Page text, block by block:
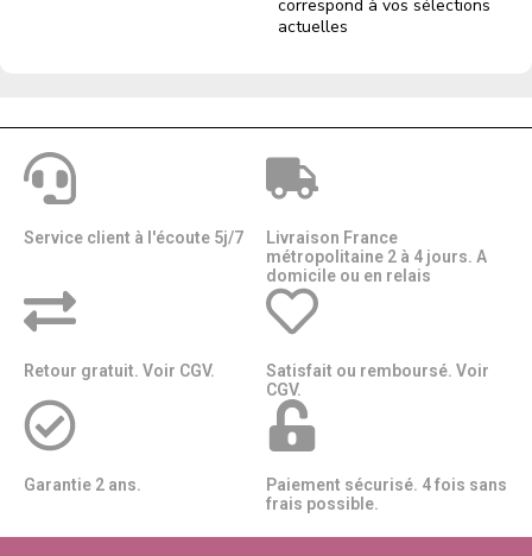
correspond à vos sélections
actuelles
Service client à l'écoute 5j/7
Livraison France
métropolitaine 2 à 4 jours. A
domicile ou en relais​​
Retour gratuit. Voir CGV.
Satisfait ou remboursé. Voir
CGV.
Garantie 2 ans.
Paiement sécurisé. 4 fois sans
frais possible.